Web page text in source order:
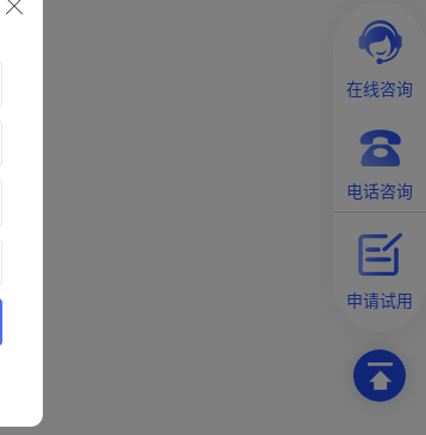
在线咨询
电话咨询
申请试用